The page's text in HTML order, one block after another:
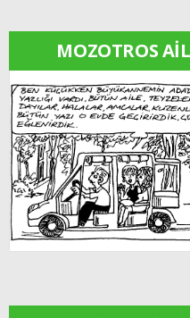
MOZOTROS